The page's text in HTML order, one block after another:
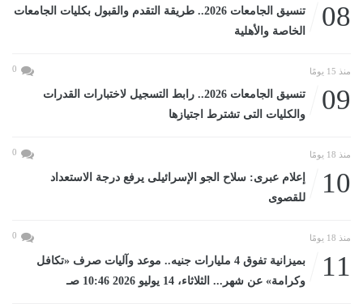
08
تنسيق الجامعات 2026.. طريقة التقدم والقبول بكليات الجامعات
الخاصة والأهلية
منذ 15 يومًا 0
09
تنسيق الجامعات 2026.. رابط التسجيل لاختبارات القدرات
والكليات التى تشترط اجتيازها
منذ 18 يومًا 0
10
إعلام عبرى: سلاح الجو الإسرائيلى يرفع درجة الاستعداد
للقصوى
منذ 18 يومًا 0
11
بميزانية تفوق 4 مليارات جنيه.. موعد وآليات صرف «تكافل
وكرامة» عن شهر... الثلاثاء، 14 يوليو 2026 10:46 صـ